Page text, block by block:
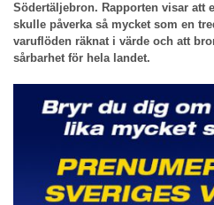
Södertäljebron. Rapporten visar att
skulle påverka så mycket som en
varuflöden räknat i värde och att
sårbarhet för hela landet.